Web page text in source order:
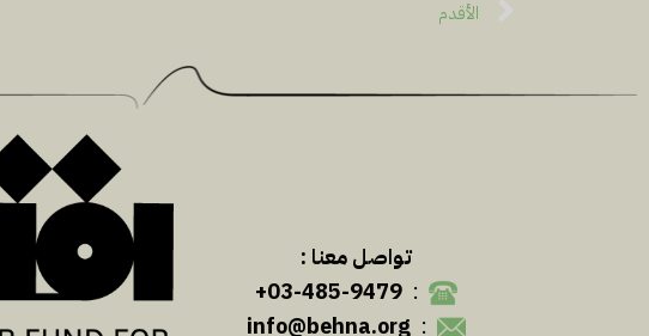
الأقدم
تواصل معنا :
:
03-485-9479+
:
info@behna.org